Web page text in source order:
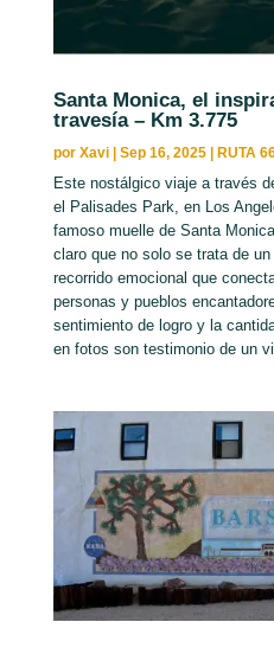
Santa Monica, el
travesía – Km 3.775
por Xavi| Sep 16, 2025| RUTA
Este nostálgico viaje a través
el Palisades Park, en Los
famoso muelle de Santa
claro que no solo se trata de
recorrido emocional que
personas y pueblos
sentimiento de logro y la
en fotos son testimonio de un